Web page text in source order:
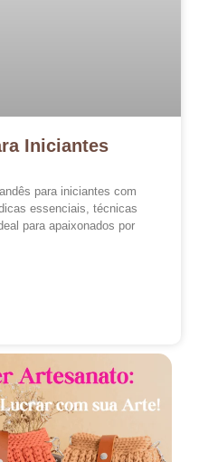
Iniciantes
para iniciantes com
essenciais, técnicas
para apaixonados por